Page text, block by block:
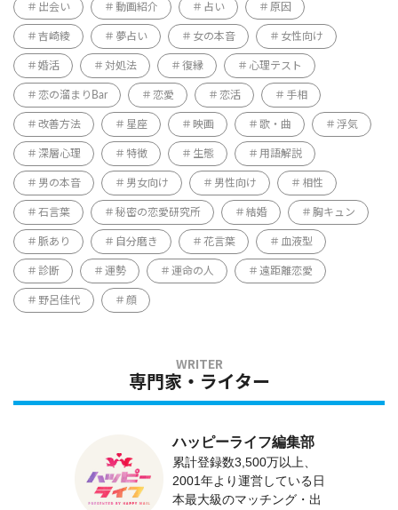
出会い 動画紹介 占い 原因
吉崎綾 夢占い 女の本音 女性向け
婚活 対処法 復縁 心理テスト
恋の溜まりBar 恋愛 恋活 手相
改善方法 星座 映画 歌・曲 浮気
深層心理 特徴 生態 用語解説
男の本音 男女向け 男性向け 相性
石言葉 秘密の恋愛研究所 結婚 胸キュン
脈あり 自分磨き 花言葉 血液型
診断 運勢 運命の人 遠距離恋愛
野呂佳代 顔
専門家・ライター
ハッピーライフ編集部
累計登録数3,500万以上、
2001年より運営している日
本最大級のマッチング・出